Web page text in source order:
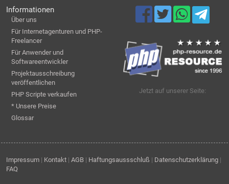
Informationen
Über uns
Für Internetagenturen und PHP-
Freelancer
Für Anwender und
Softwareentwickler
Projektausschreibung
veröffentlichen
PHP Scripte verkaufen
* Unsere Preise
Glossar
Jetzt auf unserer Seite:
Impressum | Kontakt | AGB | Haftungsaussschluß | Datenschutzerklärung |
FAQ